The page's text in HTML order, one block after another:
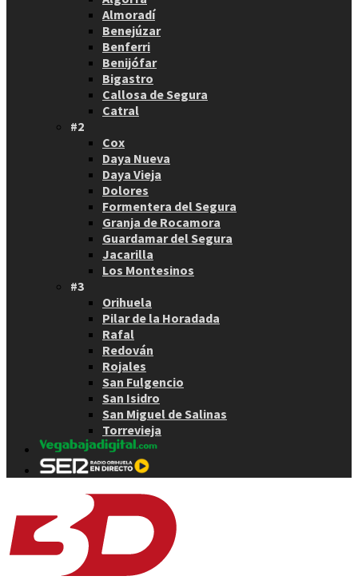
Almoradí
Benejúzar
Benferri
Benijófar
Bigastro
Callosa de Segura
Catral
#2
Cox
Daya Nueva
Daya Vieja
Dolores
Formentera del Segura
Granja de Rocamora
Guardamar del Segura
Jacarilla
Los Montesinos
#3
Orihuela
Pilar de la Horadada
Rafal
Redován
Rojales
San Fulgencio
San Isidro
San Miguel de Salinas
Torrevieja